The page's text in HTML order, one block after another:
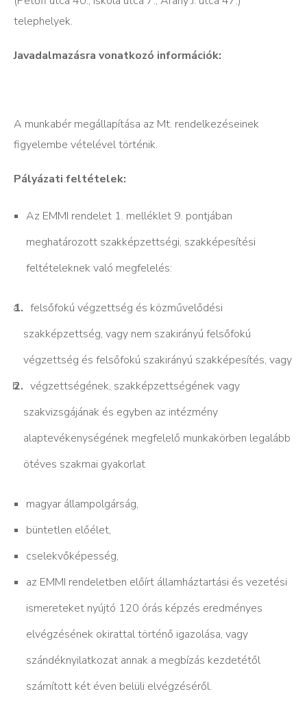
telephelyek.
Javadalmazásra vonatkozó információk:
A munkabér megállapítása az Mt. rendelkezéseinek
figyelembe vételével történik.
Pályázati feltételek:
Az EMMI rendelet 1. melléklet 9. pontjában
meghatározott szakképzettségi, szakképesítési
feltételeknek való megfelelés:
felsőfokú végzettség és közművelődési
szakképzettség, vagy nem szakirányú felsőfokú
végzettség és felsőfokú szakirányú szakképesítés, vagy
végzettségének, szakképzettségének vagy
szakvizsgájának és egyben az intézmény
alaptevékenységének megfelelő munkakörben legalább
ötéves szakmai gyakorlat
magyar állampolgárság,
büntetlen előélet,
cselekvőképesség,
az EMMI rendeletben előírt államháztartási és vezetési
ismereteket nyújtó 120 órás képzés eredményes
elvégzésének okirattal történő igazolása, vagy
szándéknyilatkozat annak a megbízás kezdetétől
számított két éven belüli elvégzéséről.